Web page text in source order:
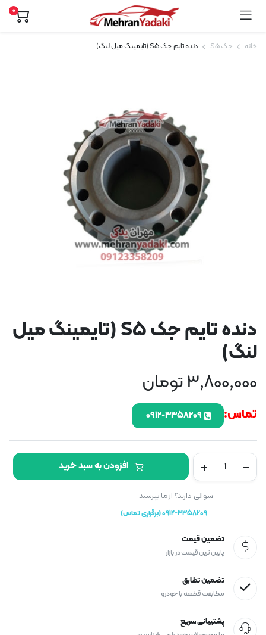
0
خانه جک S5 دنده تایم جک S5 (تایمینگ میل لنگ)
دنده تایم جک S5 (تایمینگ میل
لنگ)
3,800,000تومان
تماس: ۰۹۱۲-۳۳۵۸۲۰۹
تایم
جک
تعداد
افزودن به سبد خرید
سوالی دارید؟ از ما بپرسید
0912-3358209 (برقراری تماس)
تضمین قیمت
پایین ترین قیمت در بازار
تضمین تطابق
مطابقت قطعه با خودرو
پشتیبانی سریع